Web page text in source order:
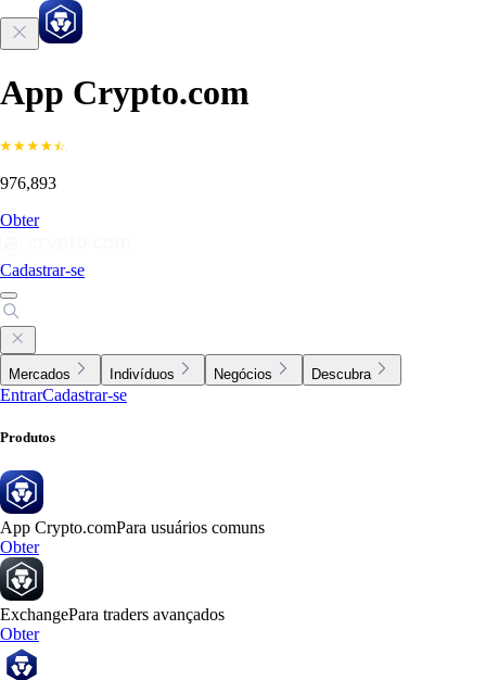
App Crypto.com
976,893
Obter
Cadastrar-se
Mercados Indivíduos Negócios Descubra
EntrarCadastrar-se
Produtos
App Crypto.comPara usuários comuns
Obter
ExchangePara traders avançados
Obter